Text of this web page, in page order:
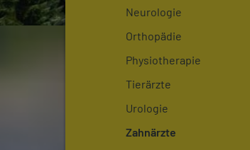
Neurologie
Orthopädie
Physiotherapie
Tierärzte
Urologie
Zahnärzte